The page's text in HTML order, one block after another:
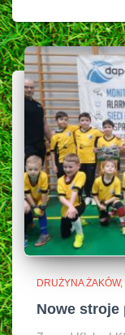
DRUŻYNA ŻAKÓW
Nowe stroje